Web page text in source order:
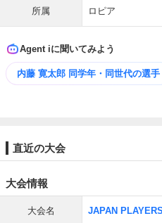
所属 ロピア
Agent iに聞いてみよう
内藤 寛太郎 同学年・同世代の選手
直近の大会
大会情報
大会名 JAPAN